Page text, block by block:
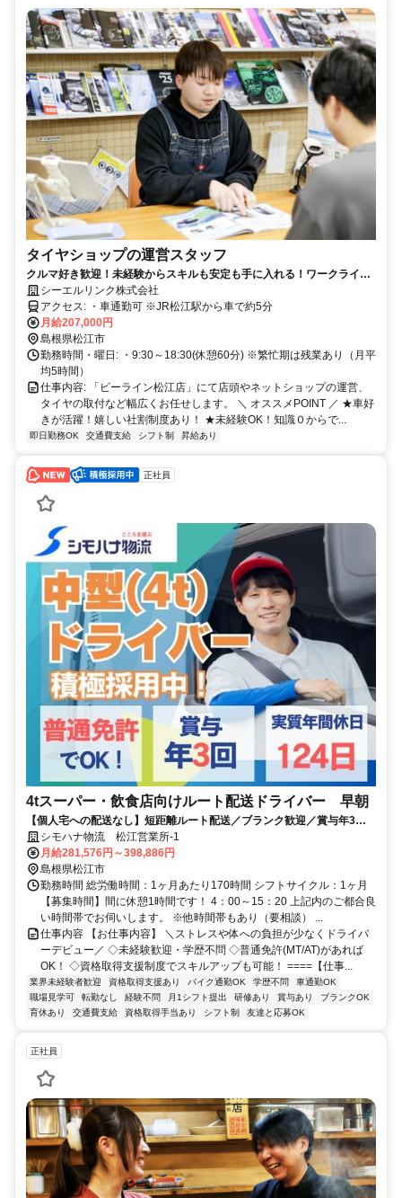
タイヤショップの運営スタッフ
クルマ好き歓迎！未経験からスキルも安定も手に入れる！ワークライフ
バランス◎
シーエルリンク株式会社
アクセス: ・車通勤可 ※JR松江駅から車で約5分
月給207,000円
島根県松江市
勤務時間・曜日: ・9:30～18:30(休憩60分) ※繁忙期は残業あり（月平
均5時間）
仕事内容: 「ビーライン松江店」にて店頭やネットショップの運営、
タイヤの取付など幅広くお任せします。 ＼ オススメPOINT ／ ★車好
きが活躍！嬉しい社割制度あり！ ★未経験OK！知識０からで...
即日勤務OK 交通費支給 シフト制 昇給あり
正社員
4tスーパー・飲食店向けルート配送ドライバー 早朝
【個人宅への配送なし】短距離ルート配送／ブランク歓迎／賞与年3回
／再配達なし／実質年休124日
シモハナ物流 松江営業所-1
月給281,576円～398,886円
島根県松江市
勤務時間 総労働時間：1ヶ月あたり170時間 シフトサイクル：1ヶ月
【募集時間】間に休憩1時間です！ 4：00～15：20 上記内のご都合良
い時間帯でお伺いします。 ※他時間帯もあり（要相談） ...
仕事内容 【お仕事内容】 ＼ストレスや体への負担が少なくドライバ
ーデビュー／ ◇未経験歓迎・学歴不問 ◇普通免許(MT/AT)があれば
OK！ ◇資格取得支援制度でスキルアップも可能！ ====【仕事...
業界未経験者歓迎 資格取得支援あり バイク通勤OK 学歴不問
車通勤OK
職場見学可
転勤なし 経験不問 月1シフト提出 研修あり 賞与あり
ブランクOK
育休あり
交通費支給 資格取得手当あり シフト制 友達と応募OK
正社員